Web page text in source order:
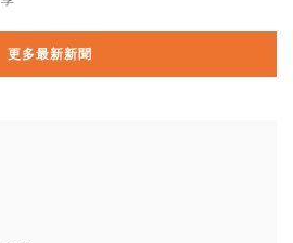
更多最新新聞